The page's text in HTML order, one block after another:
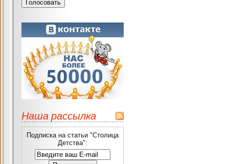
Наша рассылка
Подписка на статьи "Столица
Детства":